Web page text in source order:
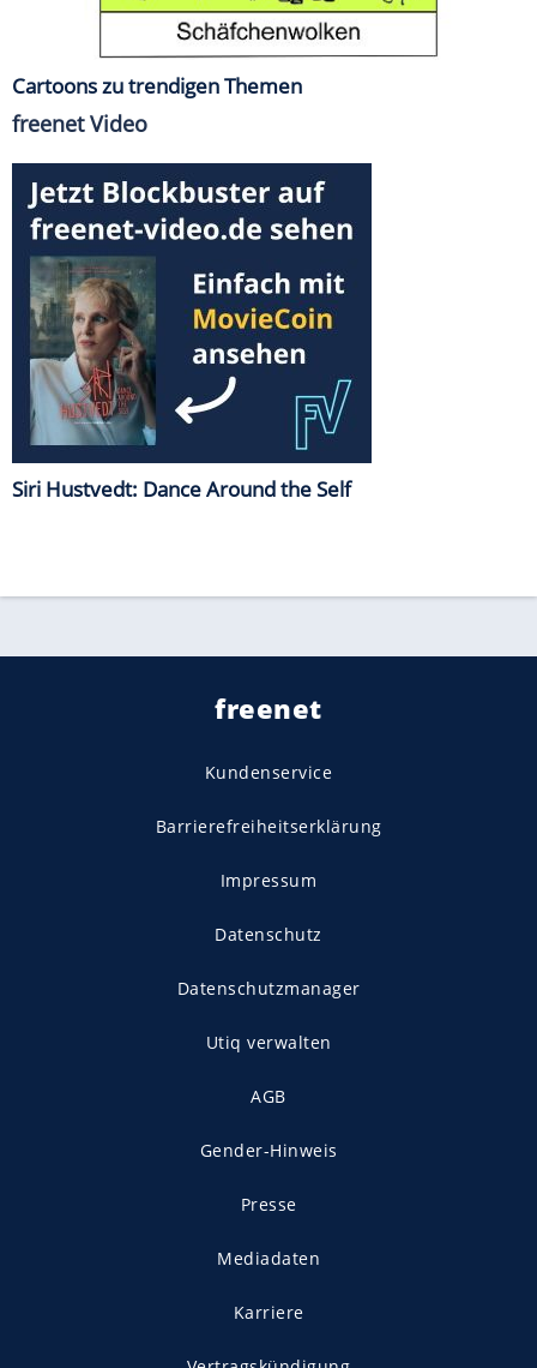
Cartoons zu trendigen Themen
freenet Video
Siri Hustvedt: Dance Around the Self
freenet
Kundenservice
Barrierefreiheitserklärung
Impressum
Datenschutz
Datenschutzmanager
Utiq verwalten
AGB
Gender-Hinweis
Presse
Mediadaten
Karriere